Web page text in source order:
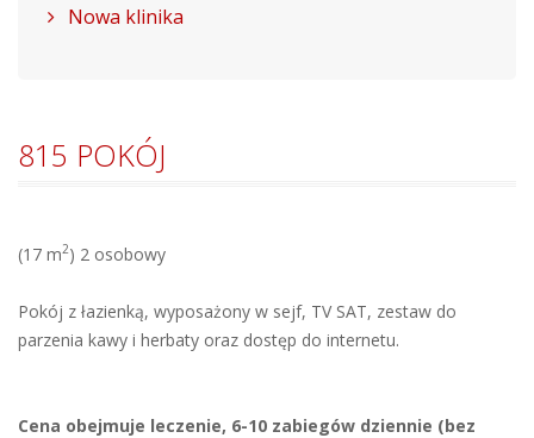
Nowa klinika
815 POKÓJ
(17 m2) 2 osobowy
Pokój z łazienką, wyposażony w sejf, TV SAT, zestaw do
parzenia kawy i herbaty oraz dostęp do internetu.
Cena obejmuje leczenie, 6-10 zabiegów dziennie (bez